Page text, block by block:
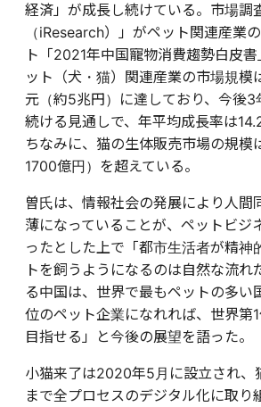
経済」が成長し続けている。市場調
（iResearch）」がペット関連産業
ト「2021年中国寵物消費趨勢白皮
ット（犬・猫）関連産業の市場規
元（約5兆円）に達しており、今後3
続ける見通しで、年平均成長率は
ちなみに、猫の生体販売市場の規模
1700億円）を超えている。
曽氏は、情報社会の発展により人間
薄になっていることが、ペットビジ
ったとした上で「都市生活者が精神
トを飼うようになるのは自然な流れ
る中国は、世界で最もペットの多い
位のペット企業になれれば、世界第
目指せる」と今後の展望を語った。
小猫来了は2020年5月に設立され、
まで全プロセスのデジタル化に取り